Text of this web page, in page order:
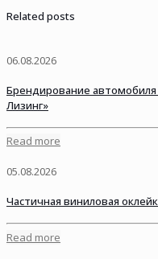
Related posts
06.08.2026
Брендирование автомобиля
Лизинг»
Read more
05.08.2026
Частичная виниловая
Read more